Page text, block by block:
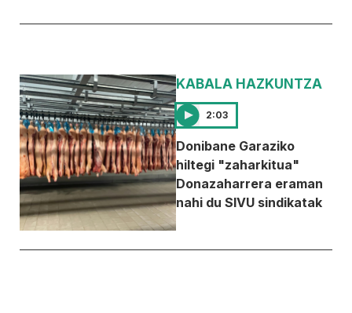
KABALA HAZKUNTZA
2:03
Donibane Garaziko
hiltegi "zaharkitua"
Donazaharrera eraman
nahi du SIVU sindikatak